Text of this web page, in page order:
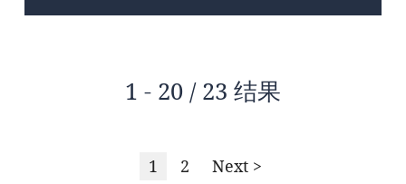
1 - 20 / 23 结果
1 2 Next >